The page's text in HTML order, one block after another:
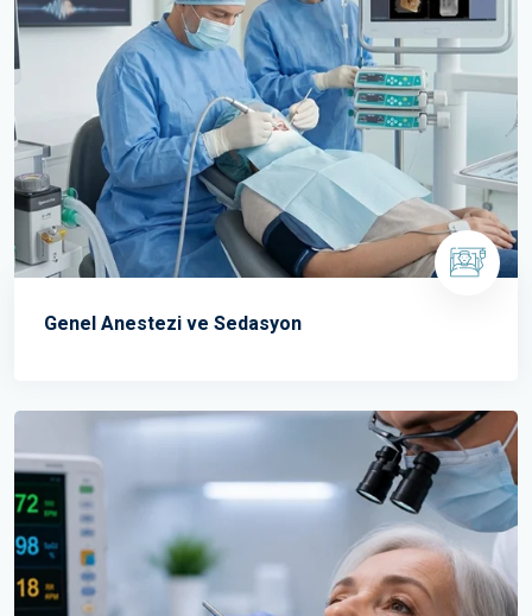
Genel Anestezi ve Sedasyon